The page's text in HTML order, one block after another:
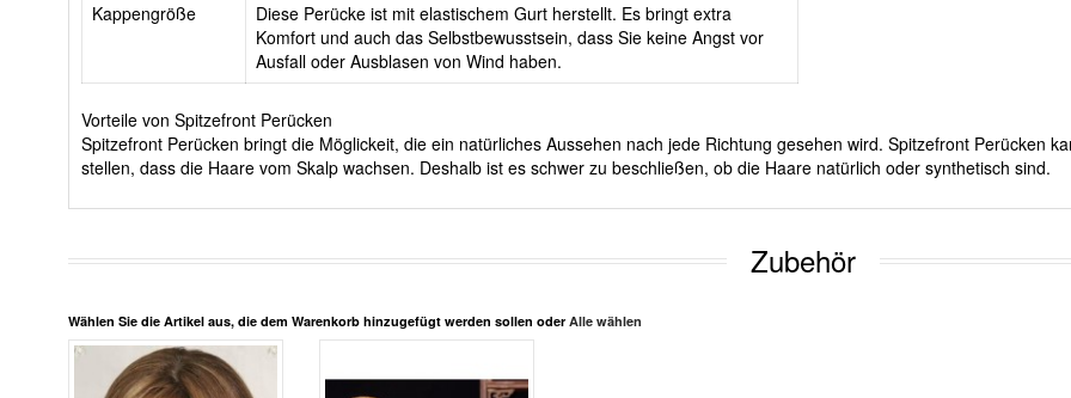
Kappengröße
Diese Perücke ist mit elastischem Gurt herstellt. Es bringt extra
Komfort und auch das Selbstbewusstsein, dass Sie keine Angst vor
Ausfall oder Ausblasen von Wind haben.
Vorteile von Spitzefront Perücken
Spitzefront Perücken bringt die Möglickeit, die ein natürliches Aussehen nach jede Richtung gesehen wird. Spitzefront Perücken
stellen, dass die Haare vom Skalp wachsen. Deshalb ist es schwer zu beschließen, ob die Haare natürlich oder synthetisch sind.
Zubehör
Wählen Sie die Artikel aus, die dem Warenkorb hinzugefügt werden sollen oder Alle wählen